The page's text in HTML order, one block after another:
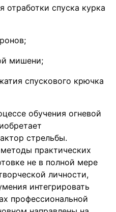
отработки спуска курка
мишени;
спускового крючка
обучения огневой
стрельбы.
практических
не в полной мере
личности,
интегрировать
профессиональной